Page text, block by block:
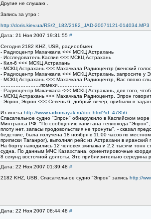
Другие не слушаю .
Запись за утро :
http://doris.kiev.ua/RS/2_182/2182_JAD-20071121-014034.MP3
Дата: 21 Ноя 2007 19:31:55 #
Сегодня 2182 KHZ, USB, радиообмен:
- Радиоцентр Махачкала <<< МСКЦ Астрахань
- Исследователь Каспия <<< МСКЦ Астрахань
- Кил-6 <<< МСКЦ Астрахань
- МСКЦ Астрахань <<< Махачкала Радиоцентр (женский
- Радиоцентр Махачкала <<< МСКЦ Астрахань, запросите у
- МСКЦ Астрахань <<< Махачкала Радиоцентр, Вас плохо
……………………помехи…………………
- Радиоцентр Махачкала <<< МСКЦ Астрахань, для того,
- МСКЦ Астрахань <<< Махачкала Радиоцентр, Эпрон
- Эпрон, Эпрон <<< Севень-6, добрый вечер, прибыли в
Из инета http://www.radiomayak.ru/doc.html?id=47856
Спасательное судно "Эпрон" обнаружило в Каспийском
Минтранса РФ. "По сообщению капитана теплохода
плоту нет, запасы продовольствия не тронуты", - сказал
бедствие, была получена 18 ноября в 11.00 часов по
приписки Таганрог), выполнял рейс из Астрахани в
На борту находились 12 человек экипажа и 2,2 тысячи тонн
судна. По данным МЧС Казахстана, ориентировочные
8 секунд восточной долготы. Это приблизительно середина
Дата: 22 Ноя 2007 01:39:48 #
2182 KHZ, USB, Спасательное судно "Эпрон" запись http://
Дата: 22 Ноя 2007 08:44:48 #